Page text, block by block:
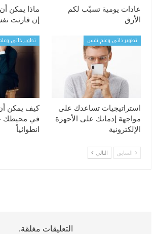
عادات يومية تسبّب لكم
الأرق
ماذا يمكن
إن قارنت
تطوير ذاتي وعلم نفس
استراتيجيات تساعدك على
مواجهة إدمانك على الأجهزة
الإلكترونية
تطوير ذاتي
كيف يمكن
في محيطك
انطوائياً
السابق التالي
التعليقات مغلقة.